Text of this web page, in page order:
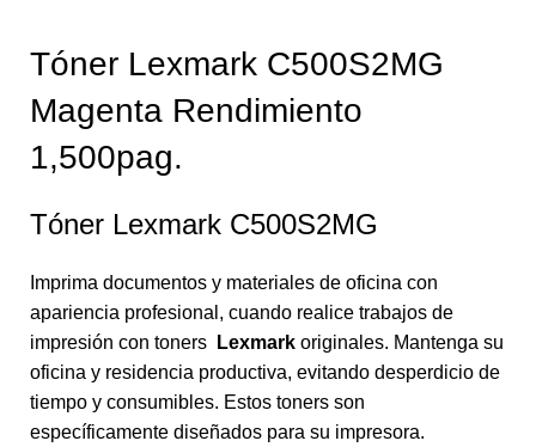
Tóner Lexmark C500S2MG
Magenta Rendimiento
1,500pag.
Tóner Lexmark C500S2MG
Imprima documentos y materiales de oficina con
apariencia profesional, cuando realice trabajos de
impresión con toners
Lexmark originales. Mantenga su
oficina y residencia productiva, evitando desperdicio de
tiempo y consumibles. Estos toners son
específicamente diseñados para su impresora.